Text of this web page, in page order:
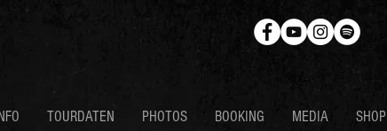
TOURDATEN PHOTOS BOOKING MEDIA SHOP